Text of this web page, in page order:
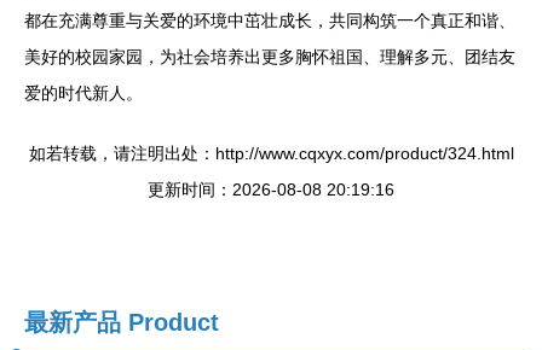
都在充满尊重与关爱的环境中茁壮成长，共同构筑一个真正和谐、
美好的校园家园，为社会培养出更多胸怀祖国、理解多元、团结友
爱的时代新人。
如若转载，请注明出处：http://www.cqxyx.com/product/324.html
更新时间：2026-08-08 20:19:16
最新产品 Product